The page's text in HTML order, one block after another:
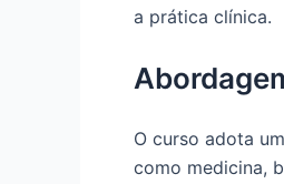
a prática clínica.
O curso adota
como medicina,